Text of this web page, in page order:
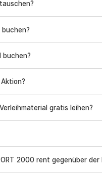
buchen?
gratis leihen?
2000 rent gegenüber